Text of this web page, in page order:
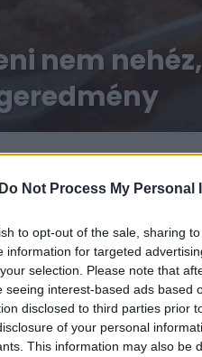
Do Not Process My Personal
to opt-out of the sale, sharing
information for targeted
selection. Please note that
seeing interest-based ads based
disclosed to third parties prior
of your personal
This information may also be
nem